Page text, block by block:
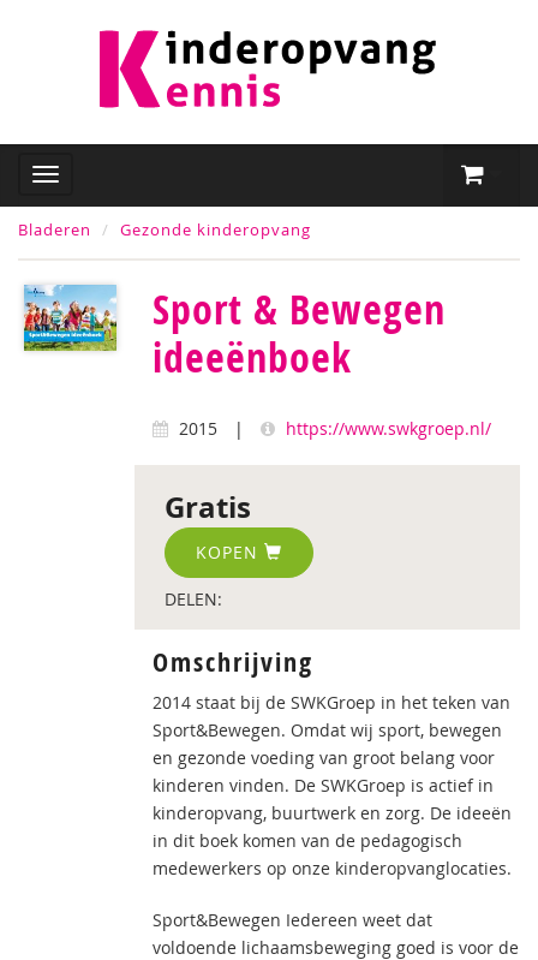
Bladeren Gezonde kinderopvang
Sport & Bewegen
ideeënboek
2015 | https://www.swkgroep.nl/
Gratis
KOPEN
DELEN:
Omschrijving
2014 staat bij de SWKGroep in het teken van
Sport&Bewegen. Omdat wij sport, bewegen
en gezonde voeding van groot belang voor
kinderen vinden. De SWKGroep is actief in
kinderopvang, buurtwerk en zorg. De ideeën
in dit boek komen van de pedagogisch
medewerkers op onze kinderopvanglocaties.
Sport&Bewegen Iedereen weet dat
voldoende lichaamsbeweging goed is voor de